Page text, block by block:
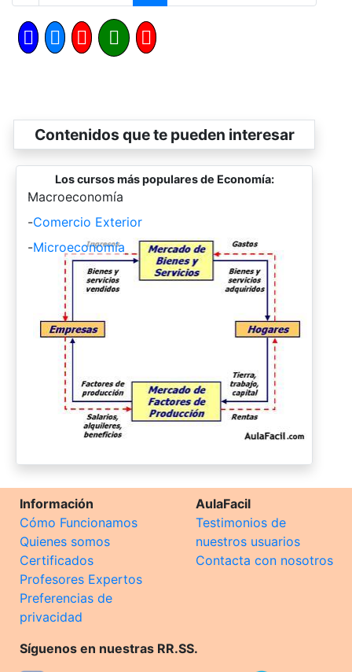
Contenidos que te pueden interesar
Los cursos más populares de Economía:
-
Macroeconomía
-Comercio Exterior
-Microeconomía
Información
Cómo Funcionamos
Quienes somos
Certificados
Profesores Expertos
Preferencias de
privacidad
AulaFacil
Testimonios de
nuestros usuarios
Contacta con nosotros
Síguenos en nuestras RR.SS.